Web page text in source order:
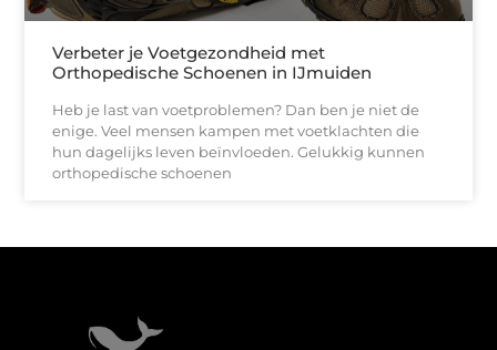
Verbeter je Voetgezondheid met
Orthopedische Schoenen in IJmuiden
Heb je last van voetproblemen? Dan ben je niet de
enige. Veel mensen kampen met voetklachten die
hun dagelijks leven beïnvloeden. Gelukkig kunnen
orthopedische schoenen